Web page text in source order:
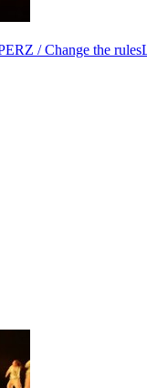
/ Change the